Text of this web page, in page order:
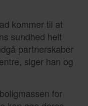
kommer til at
sundhed helt
partnerskaber
siger han og
for